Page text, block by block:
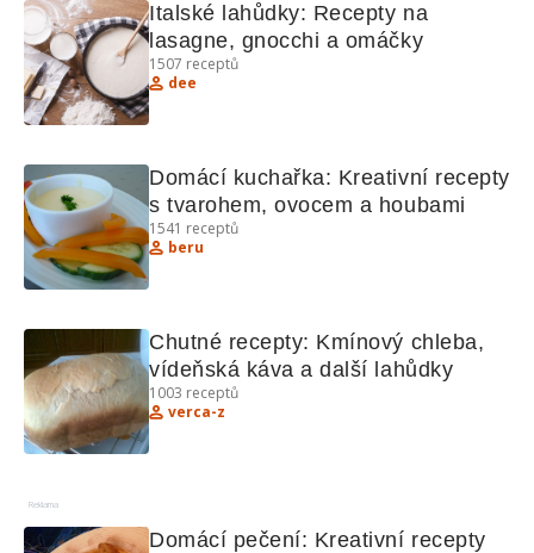
Italské lahůdky: Recepty na
lasagne, gnocchi a omáčky
1507 receptů
dee
Domácí kuchařka: Kreativní recepty
s tvarohem, ovocem a houbami
1541 receptů
beru
Chutné recepty: Kmínový chleba,
vídeňská káva a další lahůdky
1003 receptů
verca-z
Reklama
Domácí pečení: Kreativní recepty